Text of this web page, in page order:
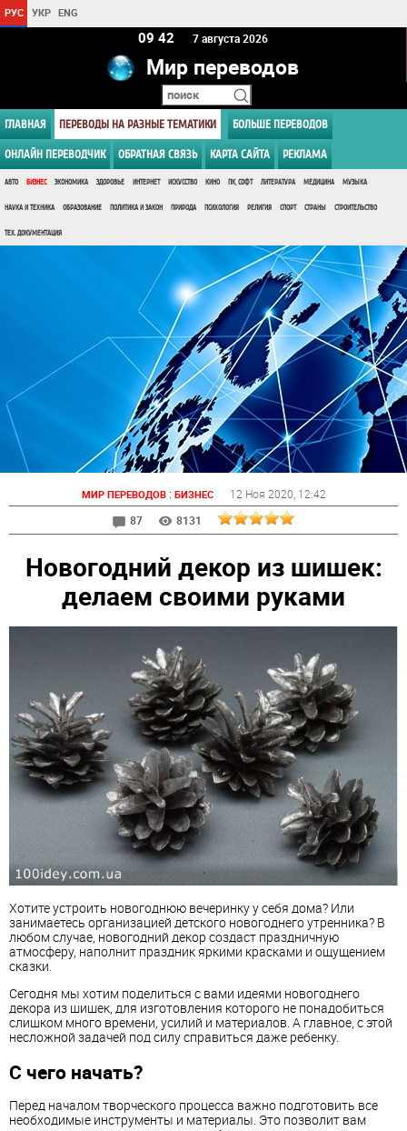
РУС УКР ENG
09:42 7 августа 2026
Мир переводов
ГЛАВНАЯ ПЕРЕВОДЫ НА РАЗНЫЕ ТЕМАТИКИ БОЛЬШЕ ПЕРЕВОДОВ
ОНЛАЙН ПЕРЕВОДЧИК ОБРАТНАЯ СВЯЗЬ КАРТА САЙТА РЕКЛАМА
АВТО БИЗНЕС ЭКОНОМИКА ЗДОРОВЬЕ ИНТЕРНЕТ ИСКУССТВО КИНО ПК, СОФТ ЛИТЕРАТУРА МЕДИЦИНА МУЗЫКА
НАУКА И ТЕХНИКА ОБРАЗОВАНИЕ ПОЛИТИКА И ЗАКОН ПРИРОДА ПСИХОЛОГИЯ РЕЛИГИЯ СПОРТ СТРАНЫ СТРОИТЕЛЬСТВО
ТЕХ. ДОКУМЕНТАЦИЯ
МИР ПЕРЕВОДОВ: БИЗНЕС 12 Ноя 2020 , 12:42
87
8131
Новогодний декор из шишек:
делаем своими руками
Хотите устроить новогоднюю вечеринку у себя дома? Или
занимаетесь организацией детского новогоднего утренника? В
любом случае, новогодний декор создаст праздничную
атмосферу, наполнит праздник яркими красками и ощущением
сказки.
Сегодня мы хотим поделиться с вами идеями новогоднего
декора из шишек, для изготовления которого не понадобиться
слишком много времени, усилий и материалов. А главное, с этой
несложной задачей под силу справиться даже ребенку.
С чего начать?
Перед началом творческого процесса важно подготовить все
необходимые инструменты и материалы. Это позволит вам